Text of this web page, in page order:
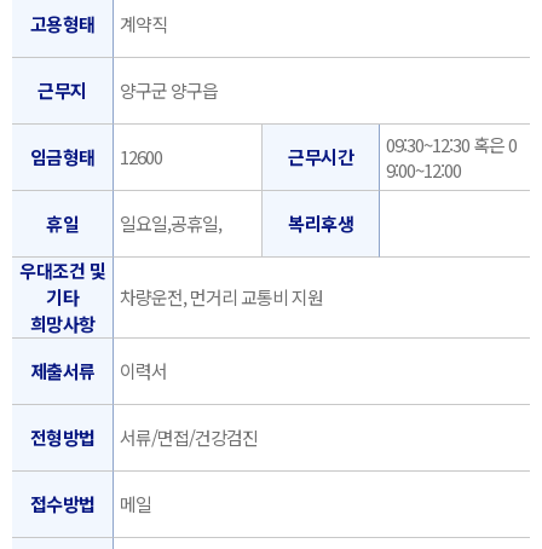
고용형태 계약직
근무지 양구군 양구읍
임금형태 12600 근무시간
09:30~12:30 혹은 0
9:00~12:00
휴일 일요일,공휴일,
복리후생
우대조건 및
기타
희망사항
차량운전, 먼거리 교통비 지원
제출서류 이력서
전형방법 서류/면접/건강검진
접수방법 메일